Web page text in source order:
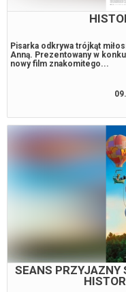
Pisarka odkrywa trójkąt
Anną. Prezentowany w
nowy film znakomitego...
SEANS PRZYJAZNY